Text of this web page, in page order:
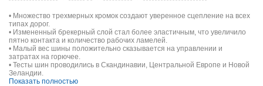
• Множество трехмерных кромок создают уверенное сцепление на всех
типах дорог.
• Измененный брекерный слой стал более эластичным, что увеличило
пятно контакта и количество рабочих ламелей.
• Малый вес шины положительно сказывается на управлении и
затратах на горючее.
• Тесты шин проводились в Скандинавии, Центральной Европе и Новой
Зеландии.
Показать полностью